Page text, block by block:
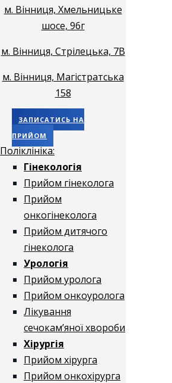
м. Вінниця, Хмельницьке
шосе, 96г
м. Вінниця, Стрілецька, 7В
м. Вінниця, Магістратська
158
ЗАПИСАТИСЬ НА
ПРИЙОМ
Поліклініка:
Гінекологія
Прийом гінеколога
Прийом
онкогінеколога
Прийом дитячого
гінеколога
Урологія
Прийом уролога
Прийом онкоуролога
Лікування
сечокам’яної хвороби
Хірургія
Прийом хірурга
Прийом онкохірурга